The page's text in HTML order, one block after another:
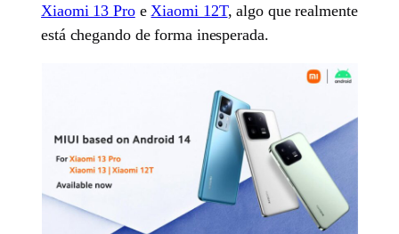
Xiaomi 13 Proe Xiaomi 12T, algo que realmente
está chegando de forma inesperada.